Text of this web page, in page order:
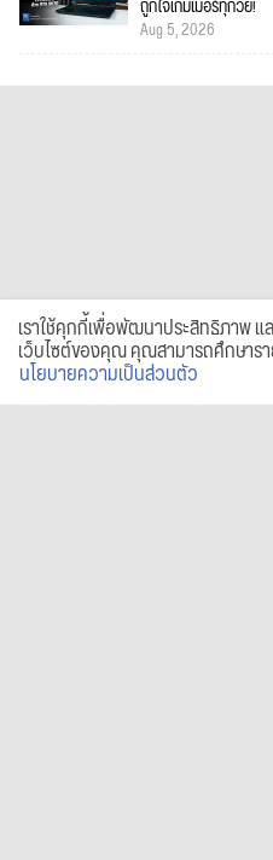
ถูกใจเกมเมอร์ทุกวัย!
Aug 5, 2026
เราใช้คุกกี้เพื่อพัฒนาประสิทธิภาพ
เว็บไซต์ของคุณ คุณสามารถศึกษาร
นโยบายความเป็นส่วนตัว